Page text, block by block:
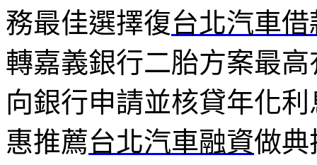
務最佳選擇復台北汽車借
轉嘉義銀行二胎方案最
向銀行申請並核貸年化
惠推薦台北汽車融資做典